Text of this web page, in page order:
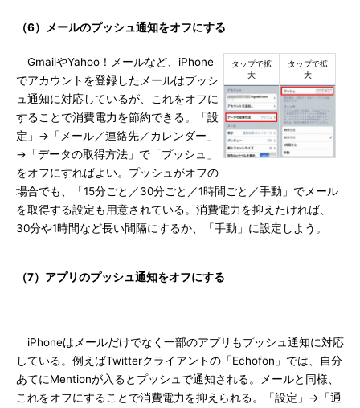
（6）メールのプッシュ通知をオフにする
GmailやYahoo！メールなど、iPhone
でアカウントを登録したメールはプッシ
ュ通知に対応しているが、これをオフに
することで消費電力を節約できる。「設
定」→「メール／連絡先／カレンダー」
→「データの取得方法」で「プッシュ」
をオフにすればよい。プッシュがオフの
場合でも、「15分ごと／30分ごと／1時間ごと／手動」でメール
を取得する設定も用意されている。消費電力を抑えたければ、
30分や1時間など長い間隔にするか、「手動」に設定しよう。
（7）アプリのプッシュ通知をオフにする
iPhoneはメールだけでなく一部のアプリもプッシュ通知に対応
している。例えばTwitterクライアントの「Echofon」では、自分
あてにMentionが入るとプッシュで通知される。メールと同様、
これをオフにすることで消費電力を抑えられる。「設定」→「通